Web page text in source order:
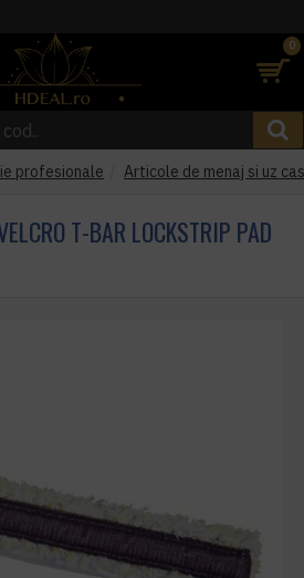
0
profesionale Articole de menaj si uz
T-BAR LOCKSTRIP PAD